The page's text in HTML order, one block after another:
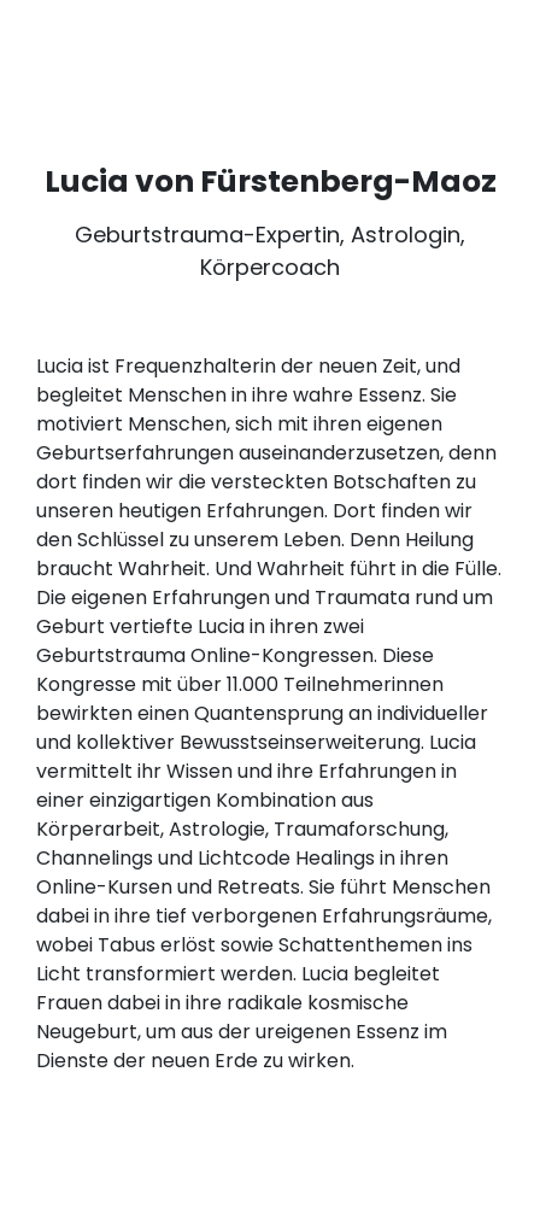
Lucia von Fürstenberg-Maoz
Geburtstrauma-Expertin, Astrologin,
Körpercoach
Lucia ist Frequenzhalterin der neuen Zeit, und
begleitet Menschen in ihre wahre Essenz. Sie
motiviert Menschen, sich mit ihren eigenen
Geburtserfahrungen auseinanderzusetzen, denn
dort finden wir die versteckten Botschaften zu
unseren heutigen Erfahrungen. Dort finden wir
den Schlüssel zu unserem Leben. Denn Heilung
braucht Wahrheit. Und Wahrheit führt in die Fülle.
Die eigenen Erfahrungen und Traumata rund um
Geburt vertiefte Lucia in ihren zwei
Geburtstrauma Online-Kongressen. Diese
Kongresse mit über 11.000 Teilnehmerinnen
bewirkten einen Quantensprung an individueller
und kollektiver Bewusstseinserweiterung. Lucia
vermittelt ihr Wissen und ihre Erfahrungen in
einer einzigartigen Kombination aus
Körperarbeit, Astrologie, Traumaforschung,
Channelings und Lichtcode Healings in ihren
Online-Kursen und Retreats. Sie führt Menschen
dabei in ihre tief verborgenen Erfahrungsräume,
wobei Tabus erlöst sowie Schattenthemen ins
Licht transformiert werden. Lucia begleitet
Frauen dabei in ihre radikale kosmische
Neugeburt, um aus der ureigenen Essenz im
Dienste der neuen Erde zu wirken.